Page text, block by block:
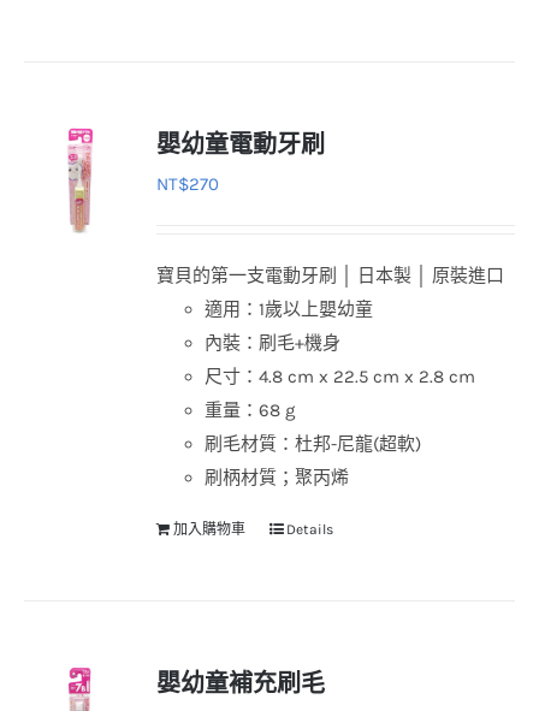
嬰幼童電動牙刷
NT$270
寶貝的第一支電動牙刷 │ 日本製 │ 原裝進口
適用：1歲以上嬰幼童
內裝：刷毛+機身
尺寸：4.8 cm x 22.5 cm x 2.8 cm
重量：68 g
刷毛材質：杜邦-尼龍(超軟)
刷柄材質；聚丙烯
加入購物車 Details
嬰幼童補充刷毛